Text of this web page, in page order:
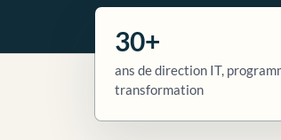
30+
ans de direction IT,
transformation